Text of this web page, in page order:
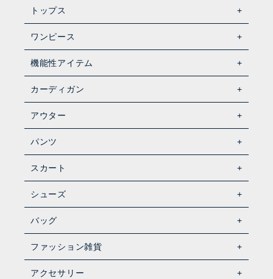
トップス
ワンピース
機能性アイテム
カーディガン
アウター
パンツ
スカート
シューズ
バッグ
ファッション雑貨
アクセサリー